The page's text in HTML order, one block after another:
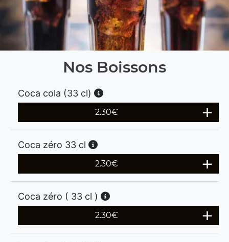
Nos Boissons
Coca cola (33 cl)
2.30€
Coca zéro 33 cl
2.30€
Coca zéro ( 33 cl )
2.30€